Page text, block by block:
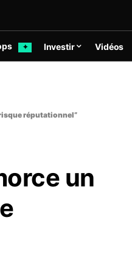
✦ Investir Vidéos
réputationnel”
un